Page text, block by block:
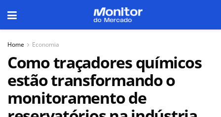
Home Economia
Como traçadores químicos
estão transformando o
monitoramento de